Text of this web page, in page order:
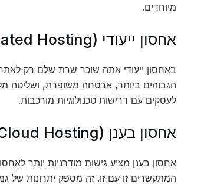
מיוחדים.
אחסון ייעודי (Dedicated Hosting)
באחסון ייעודי אתה שוכר שרת שלם רק
הגבוהים ביותר, אבטחה משופרת, ושליטה
לעסקים עם דרישות טכנולוגיות מורכבות.
אחסון בענן (Cloud Hosting)
אחסון בענן מציע גישות מודרניות יותר
המתקשרים זו עם זו. זה מספק יתרונות של